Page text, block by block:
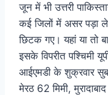
जून में भी उत्तरी
कई जिलों में असर पड़ा
छिटक गए। यहां या तो
इसके विपरीत पश्चिमी
आईएमडी के शुक्रवार
मेरठ 62 मिमी,